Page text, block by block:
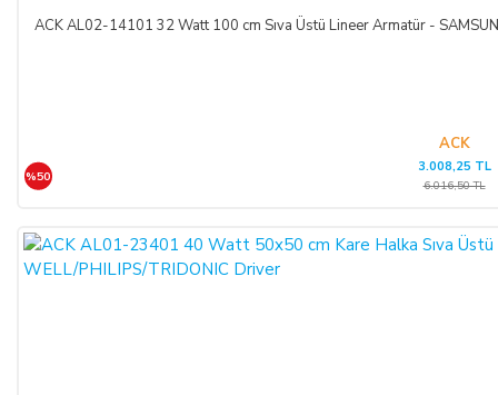
ACK AL02-14101 32 Watt 100 cm Sıva Üstü Lineer Armatür -
ACK
%50
3.008,25 TL
6.016,50 TL